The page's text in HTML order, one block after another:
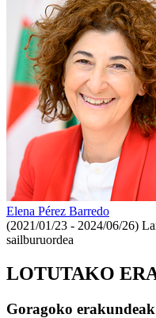
Elena Pérez Barredo
(2021/01/23 - 2024/06/26)
sailburuordea
LOTUTAKO
Goragoko erakundeak